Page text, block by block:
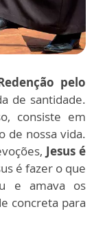
pelo
de santidade.
consiste em
de nossa vida.
Jesus é
é fazer o que
e amava os
concreta para